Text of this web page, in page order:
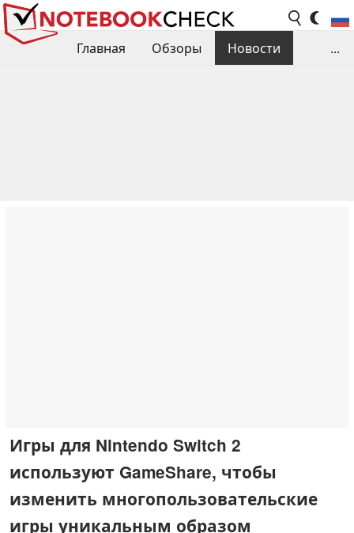
Главная Обзоры
Новости
...
Игры для Nintendo Switch 2
используют GameShare, чтобы
изменить многопользовательские
игры уникальным образом